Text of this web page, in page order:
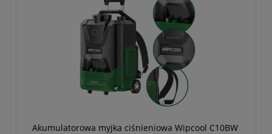
Akumulatorowa myjka ciśnieniowa Wipcool C10BW